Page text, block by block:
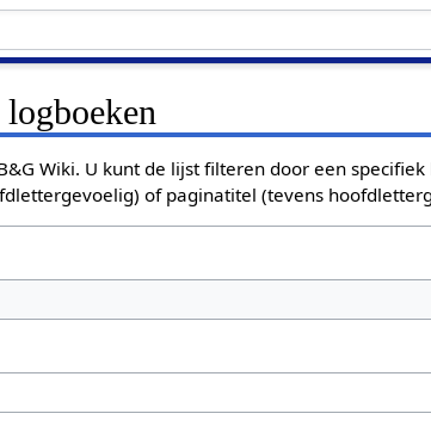
Wiki. U kunt de lijst filteren door een
of paginatitel (tevens